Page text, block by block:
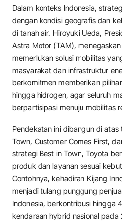
Dalam konteks Indonesia,
dengan kondisi geografis dan
di tanah air. Hiroyuki Ueda,
Astra Motor (TAM),
memerlukan solusi mobilitas
masyarakat dan infrastruktur
berkomitmen memberikan
hingga hidrogen, agar seluruh
berpartisipasi menuju mobilitas
Pendekatan ini dibangun di
Town, Customer Comes First,
strategi Best in Town, Toyota
produk dan layanan sesuai
Contohnya, kehadiran Kijang
menjadi tulang punggung
Indonesia, berkontribusi hingga
kendaraan hybrid nasional pada